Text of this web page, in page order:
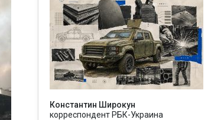
Константин Широкун
корреспондент РБК-Украина